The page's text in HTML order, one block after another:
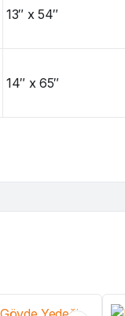
13″ x 54″
14″ x 65″